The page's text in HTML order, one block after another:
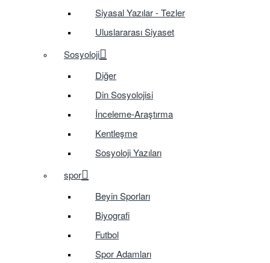
Siyasal Yazılar - Tezler
Uluslararası Siyaset
Sosyoloji
Diğer
Din Sosyolojisi
İnceleme-Araştırma
Kentleşme
Sosyoloji Yazıları
spor
Beyin Sporları
Biyografi
Futbol
Spor Adamları